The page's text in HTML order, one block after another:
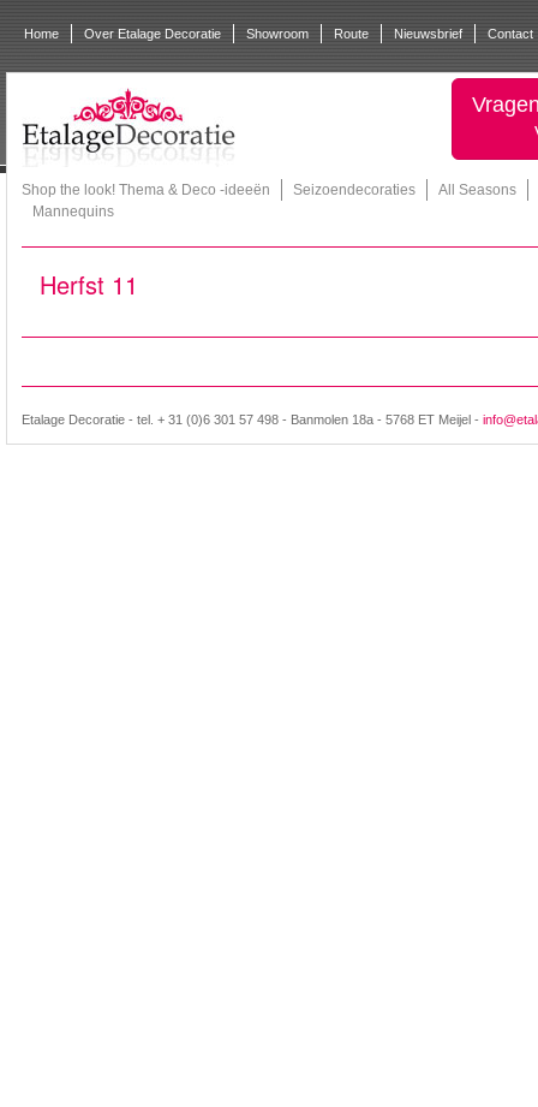
Home Over Etalage Decoratie Showroom Route Nieuwsbrief Contact
Shop the look! Thema & Deco -ideeën Seizoendecoraties
All Seasons
Mannequins
Herfst 11
Etalage Decoratie - tel. + 31 (0)6 301 57 498 - Banmolen 18a - 5768 ET Meijel -